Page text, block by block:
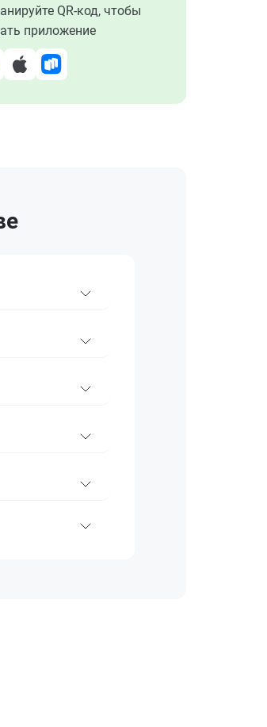
QR-код, чтобы
приложение